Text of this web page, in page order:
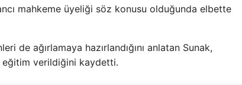
mahkeme üyeliği söz konusu olduğunda elbette
de ağırlamaya hazırlandığını anlatan Sunak,
eğitim verildiğini kaydetti.